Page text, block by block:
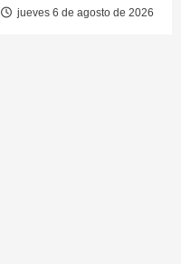
jueves 6 de agosto de 2026